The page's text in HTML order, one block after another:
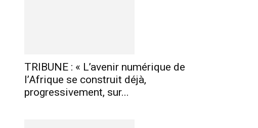
TRIBUNE : « L’avenir numérique de
l’Afrique se construit déjà,
progressivement, sur...